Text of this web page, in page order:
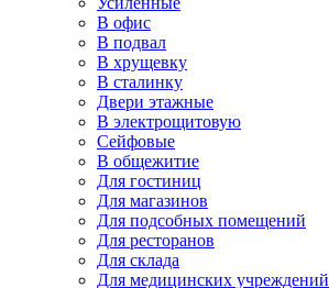
В офис
В подвал
В хрущевку
В сталинку
Двери этажные
В электрощитовую
Сейфовые
В общежитие
Для гостиниц
Для магазинов
Для подсобных помещений
Для ресторанов
Для склада
Для медицинских учреждений